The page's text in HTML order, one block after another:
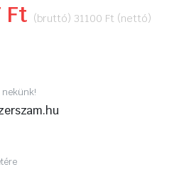
Ft.
Ft Current
39497 Ft.
(bruttó) 31100 Ft (nettó)
nekünk!